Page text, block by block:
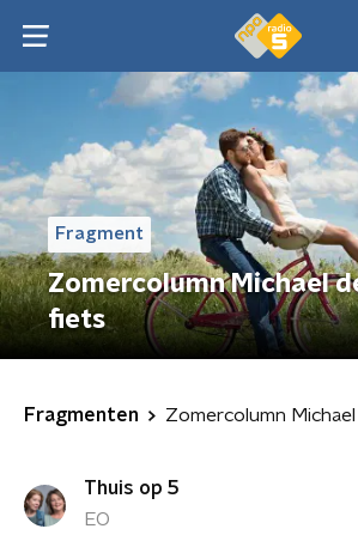
Fragment
Zomercolumn Michael
fiets
Fragmenten Zomercolumn
Thuis op 5
EO